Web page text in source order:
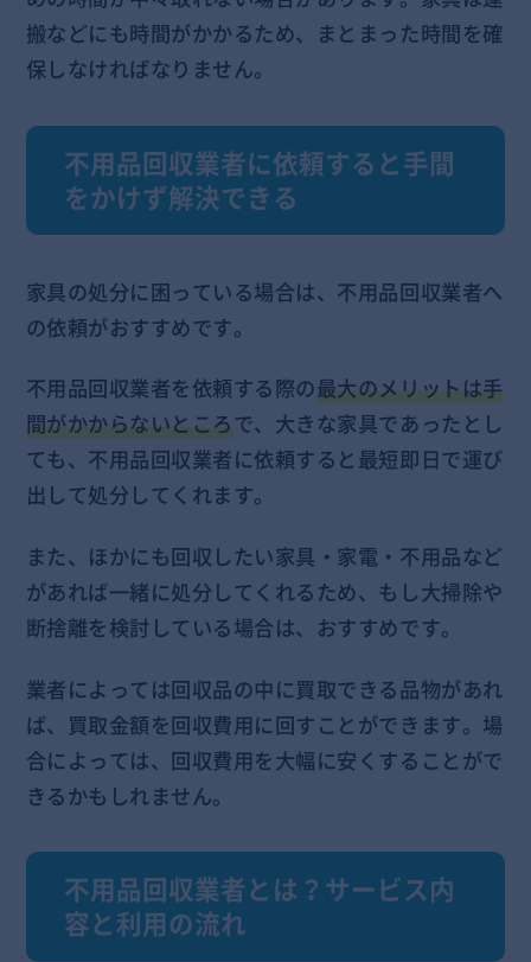
搬などにも時間がかかるため、まとまった時間を確
保しなければなりません。
不用品回収業者に依頼すると手間
をかけず解決できる
家具の処分に困っている場合は、不用品回収業者へ
の依頼がおすすめです。
不用品回収業者を依頼する際の最大のメリットは手
間がかからないところで、大きな家具であったとし
ても、不用品回収業者に依頼すると最短即日で運び
出して処分してくれます。
また、ほかにも回収したい家具・家電・不用品など
があれば一緒に処分してくれるため、もし大掃除や
断捨離を検討している場合は、おすすめです。
業者によっては回収品の中に買取できる品物があれ
ば、買取金額を回収費用に回すことができます。場
合によっては、回収費用を大幅に安くすることがで
きるかもしれません。
不用品回収業者とは？サービス内
容と利用の流れ